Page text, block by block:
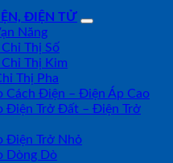
ĐIỆN TỬ
Năng
Thị Số
Thị Kim
Thị Pha
Cách Điện – Điện Áp Cao
Điện Trở Đất – Điện Trở
Điện Trở Nhỏ
Dòng Dò